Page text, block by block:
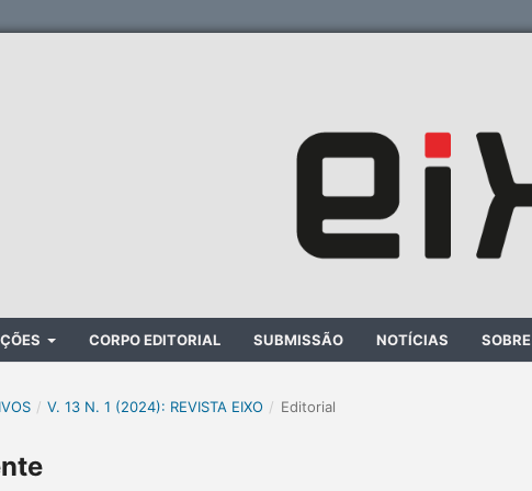
CORPO EDITORIAL SUBMISSÃO NOTÍCIAS SOBRE
/ V. 13 N. 1 (2024): REVISTA EIXO / Editorial